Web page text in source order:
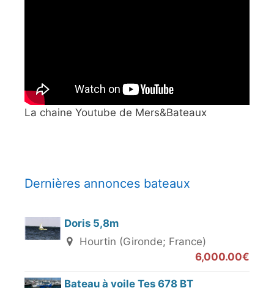
La chaine Youtube de Mers&Bateaux
Dernières annonces bateaux
Doris 5,8m
Hourtin (Gironde; France)
6,000.00€
Bateau à voile Tes 678 BT